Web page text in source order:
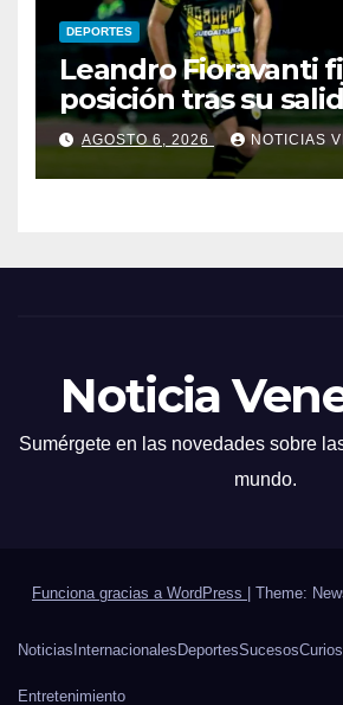
DEPORTES
Leandro Fioravanti
posición tras su
Deportivo Táchira
AGOSTO 6, 2026 NOTICIAS
Noticia
Sumérgete en las novedades sobre
mundo.
Funciona gracias a WordPress Theme:
Noticias Internacionales DeportesSucesos
Entretenimiento